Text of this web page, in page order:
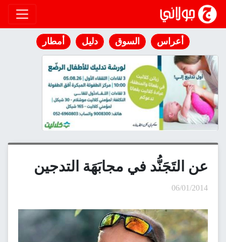
انتقل إلى المحتوى
أعراس السوق دليل أمطار
عن التَجَنُّد في مجابَهَة التدجين
06/01/2014